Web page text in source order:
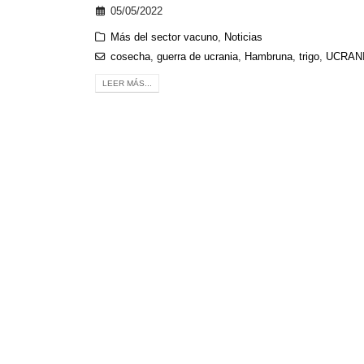
05/05/2022
Más del sector vacuno, Noticias
cosecha, guerra de ucrania, Hambruna, trigo,
LEER MÁS...